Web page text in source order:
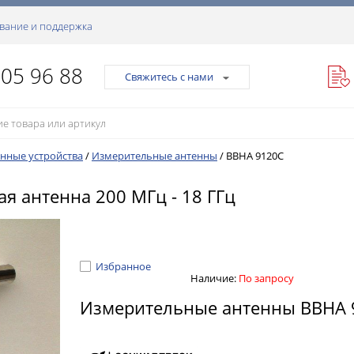
и поддержка
96 88 Свяжитесь с нами
устройства/ Измерительные антенны / BBHA 9120C
антенна 200 МГц - 18 ГГц
Избранное
Наличие: По запросу
Измерительные антенны BBHA